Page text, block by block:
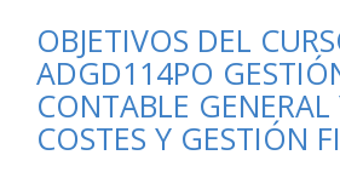
OBJETIVOS DEL
ADGD114PO
CONTABLE GENERAL
COSTES Y GESTIÓN